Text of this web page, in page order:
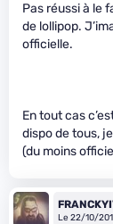
Pas réussi à le
de lollipop.
officielle.
En tout cas
dispo de tous,
(du moins
Le 22/10/